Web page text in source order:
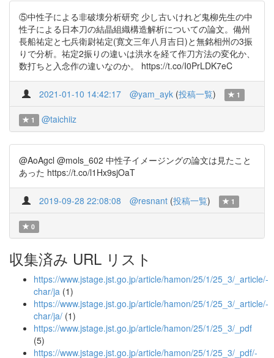
⑤中性子による非破壊分析研究 少し古いけれど鬼柳先生の中
性子による日本刀の結晶組織構造解析についての論文。備州
長船祐定と七兵衛尉祐定(寛文三年八月吉日)と無銘相州の3振
りで分析。祐定2振りの違いは洪水を経て作刀方法の変化か、
数打ちと入念作の違いなのか。 https://t.co/I0PrLDK7eC
2021-01-10 14:42:17 @yam_ayk (投稿一覧) 1
1 @taichiiz
@AoAgcl @mols_602 中性子イメージングの論文は見たこと
あった https://t.co/l1Hx9sjOaT
2019-09-28 22:08:08 @resnant (投稿一覧) 1
0
収集済み URL リスト
https://www.jstage.jst.go.jp/article/hamon/25/1/25_3/_article/-
char/ja (1)
https://www.jstage.jst.go.jp/article/hamon/25/1/25_3/_article/-
char/ja/ (1)
https://www.jstage.jst.go.jp/article/hamon/25/1/25_3/_pdf
(5)
https://www.jstage.jst.go.jp/article/hamon/25/1/25_3/_pdf/-